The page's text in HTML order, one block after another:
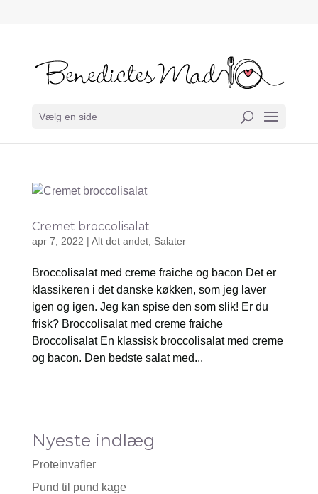
Vælg en side
Cremet broccolisalat
apr 7, 2022 | Alt det andet, Salater
Broccolisalat med creme fraiche og bacon Det er
klassikeren i det danske køkken, som jeg laver
igen og igen. Jeg kan spise den som slik! Er du
frisk? Broccolisalat med creme fraiche
Broccolisalat En klassisk broccolisalat med creme
og bacon. Den bedste salat med...
Nyeste indlæg
Proteinvafler
Pund til pund kage